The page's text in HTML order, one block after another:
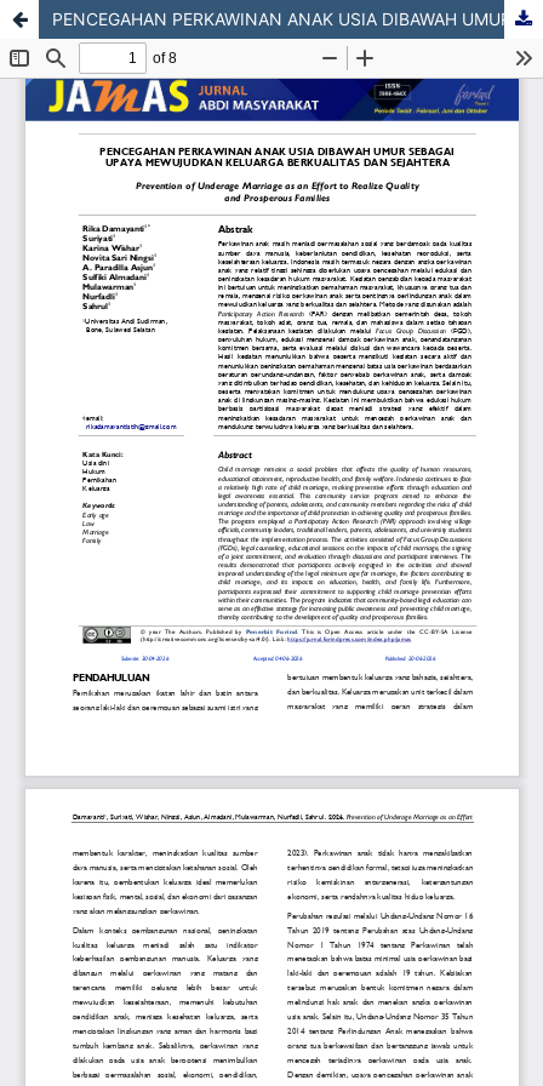
PENCEGAHAN PERKAWINAN ANAK USIA DIBAWAH UMUR SEBAGAI UPAYA MEWUJUDKAN KELUARGA BERKUALITAS DAN SEJAHTERA